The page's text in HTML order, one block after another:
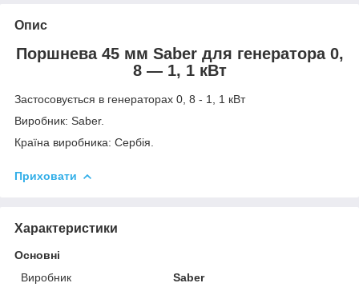
Опис
Поршнева 45 мм Saber для генератора 0,
8 — 1, 1 кВт
Застосовується в генераторах 0, 8 - 1, 1 кВт
Виробник: Saber.
Країна виробника: Сербія.
Приховати
Характеристики
Основні
Виробник
Saber